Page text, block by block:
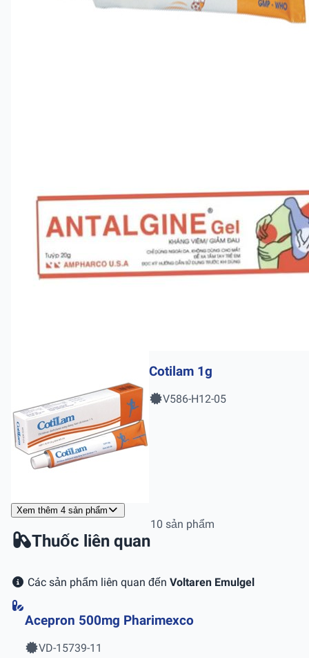
Cotilam 1g
V586-H12-05
Xem thêm 4 sản phẩm
Thuốc liên quan
10 sản phẩm
Các sản phẩm liên quan đến Voltaren Emulgel
Acepron 500mg Pharimexco
VD-15739-11